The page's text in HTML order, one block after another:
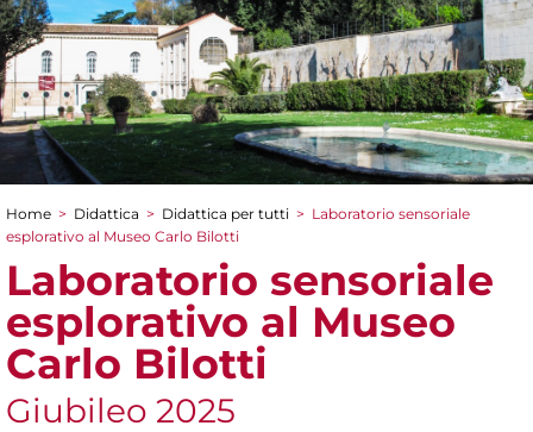
Tu sei qui
Home > Didattica > Didattica per tutti > Laboratorio sensoriale
esplorativo al Museo Carlo Bilotti
Laboratorio sensoriale
esplorativo al Museo
Carlo Bilotti
Giubileo 2025